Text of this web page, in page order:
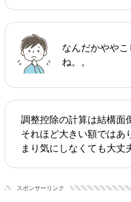
なんだかやや
ね。。
調整控除の計算は結構面
それほど大きい額ではあ
まり気にしなくても大丈
スポンサーリンク